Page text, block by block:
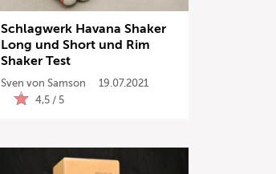
Schlagwerk Havana Shaker
Long und Short und Rim
Shaker Test
Sven von Samson
19.07.2021
4,5 / 5